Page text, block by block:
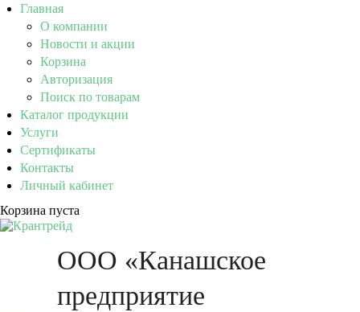
Главная
О компании
Новости и акции
Корзина
Авторизация
Поиск по товарам
Каталог продукции
Услуги
Сертификаты
Контакты
Личный кабинет
Корзина пуста
ООО «Канашское
предприятие